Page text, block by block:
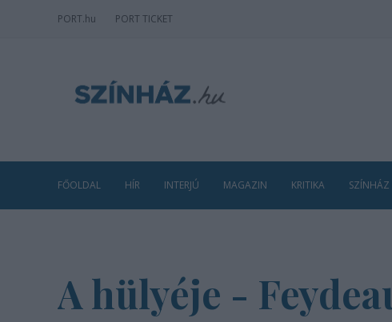
PORT.hu PORT TICKET
FŐOLDAL HÍR INTERJÚ MAGAZIN KRITIKA
A hülyéje -